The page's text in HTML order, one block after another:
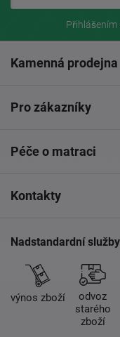
Přihlášením
Kamenná prodejna
Pro zákazníky
Péče o matraci
Kontakty
Nadstandardní služby
výnos zboží
odvoz
starého
zboží